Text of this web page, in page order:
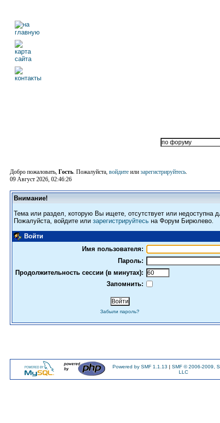
Добро пожаловать, Гость. Пожалуйста, войдите или зарегистрируйтесь.
09 Август 2026, 02:46:26
Внимание!
Тема или раздел, которую Вы ищете, отсутствует или недоступна
Пожалуйста, войдите или зарегистрируйтесь на Форум Бирюлево.
Войти
Имя пользователя:
Пароль:
Продолжительность сессии (в минутах):
Запомнить:
Забыли пароль?
Powered by SMF 1.1.13 | SMF © 2006-2009,
LLC